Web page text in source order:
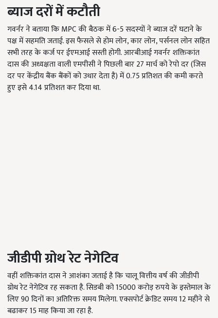
ब्याज दरों में कटौती
गवर्नर ने बताया किMPCकी बैठक में 6-5 सदस्यों ने ब्याज दरें घटाने के
पक्ष में सहमति जताई. इस फैसले से होम लोन,कार लोन,पर्सनल लोन सहित
सभी तरह के कर्ज पर ईएमआई सस्ती होगी. आरबीआई गवर्नर शक्तिकांत
दास की अध्यक्षता वाली एमपीसी ने पिछली बार 27 मार्च को रेपो दर (जिस
दर पर केंद्रीय बैंक बैंकों को उधार देता है) में 0.75 प्रतिशत की कमी करते
हुए इसे 4.14 प्रतिशत कर दिया था.
जीडीपी ग्रोथ रेट नेगेटिव
वहीं शक्तिकांत दास ने आशंका जताई है कि चालू वित्तीय वर्ष की जीडीपी
ग्रोथ रेट नेगेटिव रह सकता है. सिडबी को 15000 करोड़ रुपये के इस्तेमाल के
लिए 90 दिनों का अतिरिक्त समय मिलेगा. एक्सपोर्ट क्रेडिट समय 12 महीने से
बढाकर 15 माह किया जा रहा है.